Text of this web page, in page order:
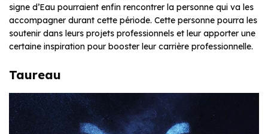
signe d’Eau pourraient enfin rencontrer la personne qui va les
accompagner durant cette période. Cette personne pourra les
soutenir dans leurs projets professionnels et leur apporter une
certaine inspiration pour booster leur carrière professionnelle.
Taureau